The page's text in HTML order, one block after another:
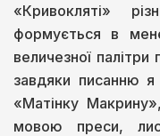
«Кривокляті»
формується в
величезної
завдяки писанню
«Матінку
мовою преси,